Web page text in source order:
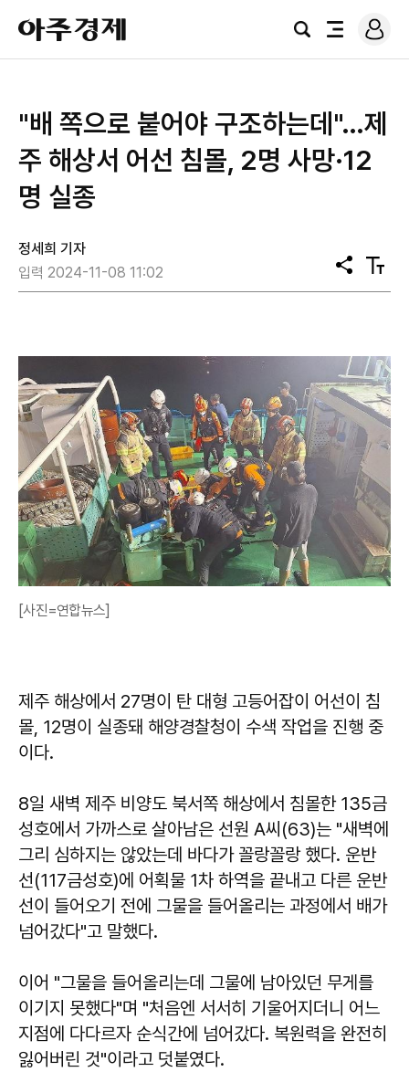
아
주
경
검
전
로
그
"배 쪽으로 붙어야 구조하는데"…제
주 해상서 어선 침몰, 2명 사망·12
명 실종
정세희 기자
입력 2024-11-08 11:02
공
유
텍
스
[사진=연합뉴스]
제주 해상에서 27명이 탄 대형 고등어잡이 어선이 침
몰, 12명이 실종돼 해양경찰청이 수색 작업을 진행 중
이다.
8일 새벽 제주 비양도 북서쪽 해상에서 침몰한 135금
성호에서 가까스로 살아남은 선원 A씨(63)는 "새벽에
그리 심하지는 않았는데 바다가 꼴랑꼴랑 했다. 운반
선(117금성호)에 어획물 1차 하역을 끝내고 다른 운반
선이 들어오기 전에 그물을 들어올리는 과정에서 배가
넘어갔다"고 말했다.
이어 "그물을 들어올리는데 그물에 남아있던 무게를
이기지 못했다"며 "처음엔 서서히 기울어지더니 어느
지점에 다다르자 순식간에 넘어갔다. 복원력을 완전히
잃어버린 것"이라고 덧붙였다.